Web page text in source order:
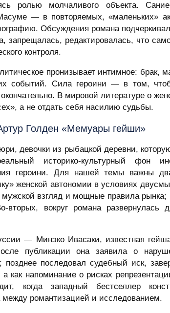
ролью молчаливого объекта.
— в повторяемых, «маленьких»
Обсуждения романа
запрещалась, редактировалась, что
контроля.
пронизывает интимное:
событий. Сила героини — в том,
В мировой литературе о
а не отдать себя насилию судьбы.
Голден «Мемуары гейши»
девочки из рыбацкой деревни,
историко-культурный фон
героини. Для нашей темы важны
женской автономии в условиях
взгляд и мощные правила рынка;
вокруг романа развернулась
— Минэко Ивасаки, известная
публикации она заявила о
позднее последовал судебный иск,
как напоминание о рисках
когда западный бестселлер
между романтизацией и исследованием.